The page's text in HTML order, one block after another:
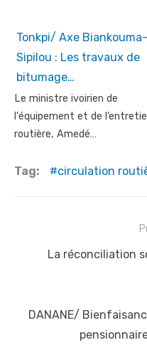
Tonkpi/ Axe Biankouma-
Sipilou : Les travaux de
bitumage…
Le ministre ivoirien de
l'équipement et de
routière, Amedé…
Tag: circulation
navigation
Previous
La réconciliation
Next
DANANE/